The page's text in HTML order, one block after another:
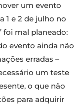
um evento
1 e 2 de julho no
foi mal planeado:
evento ainda não
erradas –
um teste
o que não
para adquirir